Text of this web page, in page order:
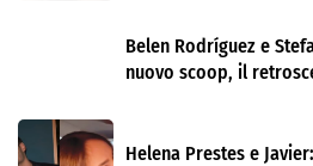
Belen Rodríguez e
nuovo scoop, il
Helena Prestes e